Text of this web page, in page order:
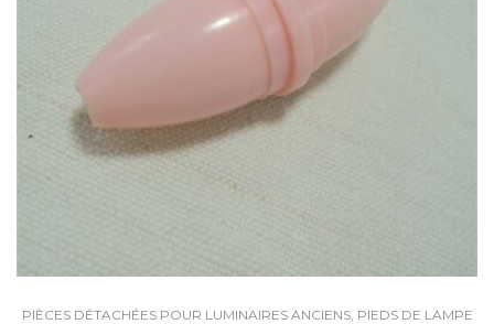
PIÈCES DÉTACHÉES POUR LUMINAIRES ANCIENS, PIEDS DE LAMPE